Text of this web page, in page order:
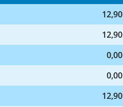
12,90
12,90
0,00
0,00
12,90